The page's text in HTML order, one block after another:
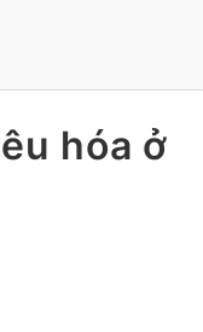
hóa ở